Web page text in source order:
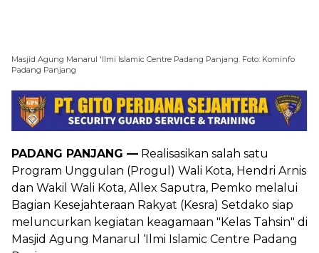
Masjid Agung Manarul 'Ilmi Islamic Centre Padang Panjang. Foto: Kominfo
Padang Panjang
PADANG PANJANG — Realisasikan salah satu
Program Unggulan (Progul) Wali Kota, Hendri Arnis
dan Wakil Wali Kota, Allex Saputra, Pemko melalui
Bagian Kesejahteraan Rakyat (Kesra) Setdako siap
meluncurkan kegiatan keagamaan "Kelas Tahsin" di
Masjid Agung Manarul ‘Ilmi Islamic Centre Padang